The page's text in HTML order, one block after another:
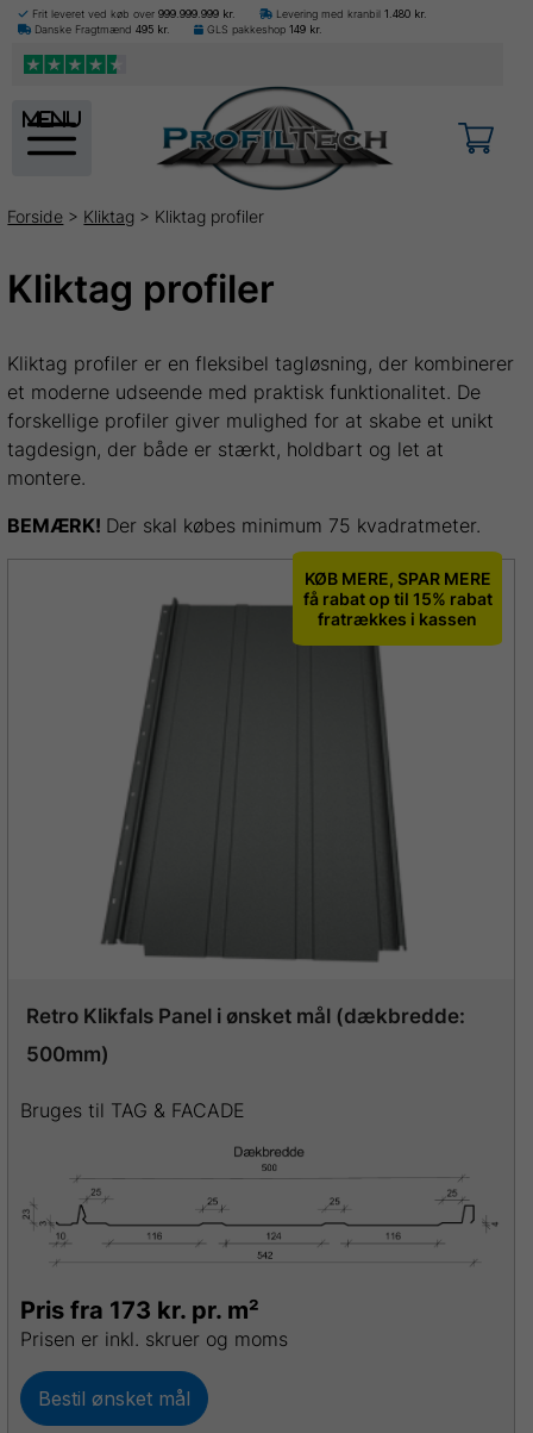
Frit leveret ved køb over 999.999.999 kr. Levering med kranbil 1.480 kr.
Danske Fragtmænd 495 kr. GLS pakkeshop 149 kr.
menu
Forside > Kliktag > Kliktag profiler
Kliktag profiler
Kliktag profiler er en fleksibel tagløsning, der kombinerer
et moderne udseende med praktisk funktionalitet. De
forskellige profiler giver mulighed for at skabe et unikt
tagdesign, der både er stærkt, holdbart og let at
montere.
BEMÆRK! Der skal købes minimum 75 kvadratmeter.
KØB MERE, SPAR MERE
få rabat op til 15% rabat
fratrækkes i kassen
Retro Klikfals Panel i ønsket mål (dækbredde:
500mm)
Bruges til TAG & FACADE
Pris fra 173 kr. pr. m²
Prisen er inkl. skruer og moms
Bestil ønsket mål